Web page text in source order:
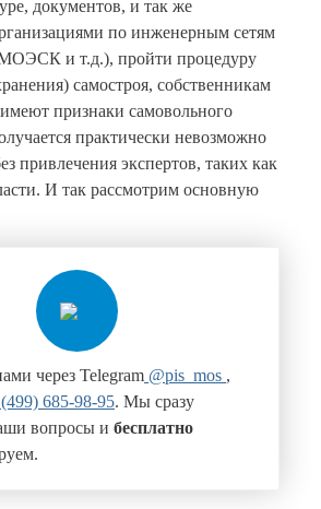
документов, и так же
по инженерным сетям
и т.д.), пройти процедуру
самостроя, собственникам
признаки самовольного
практически невозможно
привлечения экспертов, таких как
И так рассмотрим основную
через Telegram @pis_mos ,
685-98-95. Мы сразу
вопросы и бесплатно